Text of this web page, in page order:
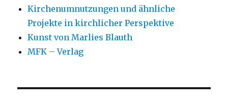
Kirchenumnutzungen und ähnliche
Projekte in kirchlicher Perspektive
Kunst von Marlies Blauth
MFK – Verlag